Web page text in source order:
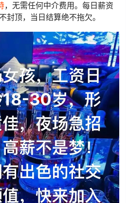
，无需任何中介费用。每日薪资
封顶，当日结算绝不拖欠。